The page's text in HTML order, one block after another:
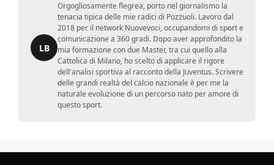
LB
Orgogliosamente flegrea, porto nel giornalismo la
tenacia tipica delle mie radici di Pozzuoli. Lavoro dal
2018 per il network Nuovevoci, occupandomi di sport e
comunicazione a 360 gradi. Dopo aver approfondito la
mia formazione con due Master, tra cui quello alla
Cattolica di Milano, ho scelto di applicare il rigore
dell'analisi sportiva al racconto della Juventus. Scrivere
delle grandi realtà del calcio nazionale è per me la
naturale evoluzione di un percorso nato per amore di
questo sport.